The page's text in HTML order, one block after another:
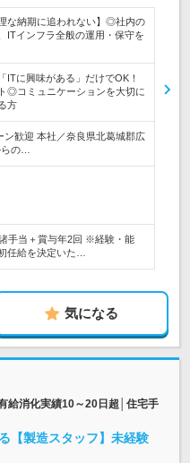
な納期に追われない】◎社内の
ITインフラ全般の運用・保守を
ITに興味がある」だけでOK！
◎コミュニケーションを大切に
方
ン歓迎 本社／奈良県北葛城郡広
の…
手当＋賞与年2回 ※経験・能
任給を決定いた…
気になる
給消化実績10～20日超│住宅手
【製造スタッフ】未経験